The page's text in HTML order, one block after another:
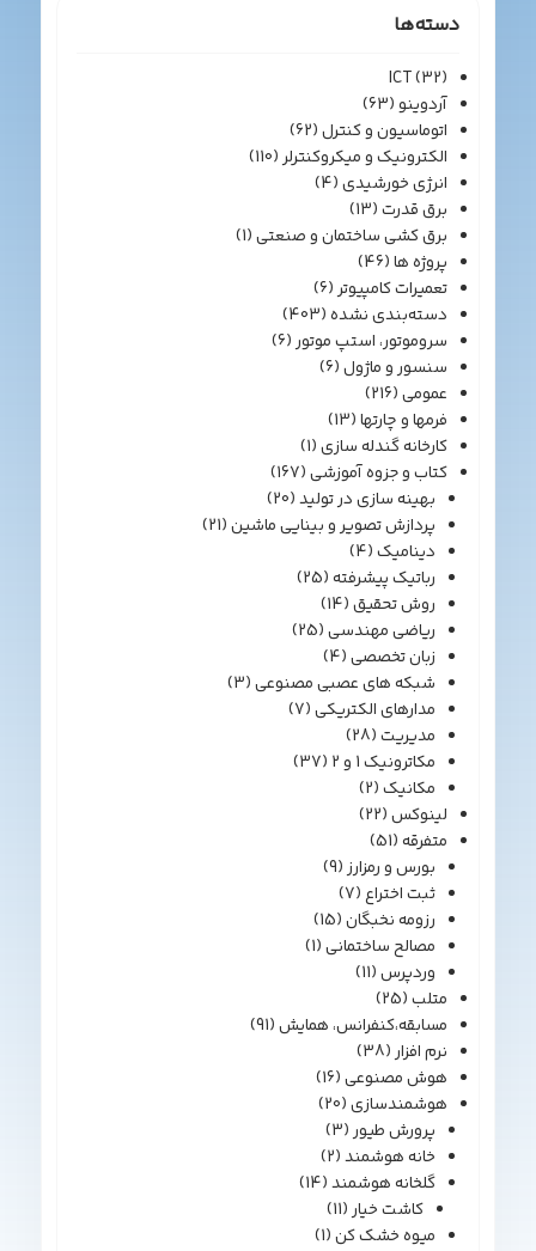
دسته‌ها
ICT(32)
آردوینو(63)
اتوماسیون و کنترل(62)
الکترونیک و میکروکنترلر(110)
انرژی خورشیدی(4)
برق قدرت(13)
برق کشی ساختمان و صنعتی(1)
پروژه ها(46)
تعمیرات کامپیوتر(6)
دسته‌بندی نشده(403)
سروموتور، استپ موتور(6)
سنسور و ماژول(6)
عمومی(216)
فرمها و چارتها(13)
کارخانه گندله سازی(1)
کتاب و جزوه آموزشی(167)
بهینه سازی در تولید(20)
پردازش تصویر و بینایی ماشین(21)
دینامیک(4)
رباتیک پیشرفته(25)
روش تحقیق(14)
ریاضی مهندسی(25)
زبان تخصصی(4)
شبکه های عصبی مصنوعی(3)
مدارهای الکتریکی(7)
مدیریت(28)
مکاترونیک 1 و 2
(37)
مکانیک(2)
لینوکس(22)
متفرقه(51)
بورس و رمزارز(9)
ثبت اختراع(7)
رزومه نخبگان(15)
مصالح ساختمانی(1)
وردپرس(11)
متلب(25)
مسابقه،کنفرانس، همایش(91)
نرم افزار(38)
هوش مصنوعی(16)
هوشمندسازی(20)
پرورش طیور(3)
خانه هوشمند(2)
گلخانه هوشمند(14)
کاشت خیار(11)
میوه خشک کن(1)